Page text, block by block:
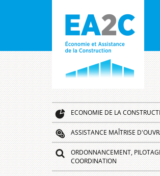
ea2c
principale
ECONOMIE DE LA
ASSISTANCE MAÎTRISE
ORDONNANCEMENT,
COORDINATION